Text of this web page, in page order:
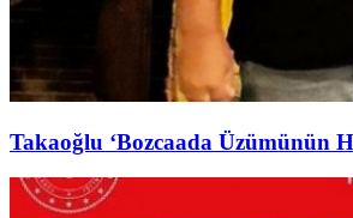
Takaoğlu ‘Bozcaada Üzümünün